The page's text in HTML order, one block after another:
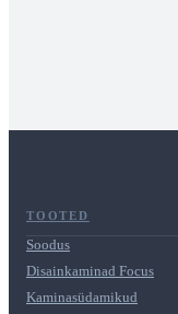
TOOTED
Soodus
Disainkaminad Focus
Kaminasüdamikud